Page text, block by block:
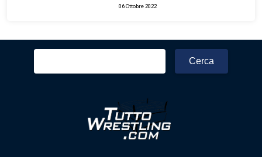
06 Ottobre 2022
Ricerca